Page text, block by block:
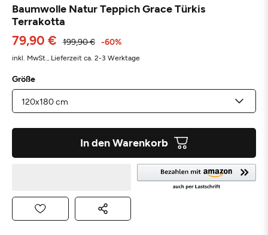
Baumwolle Natur Teppich Grace Türkis
Terrakotta
79,90 € 199,90 € -60%
inkl. MwSt., Lieferzeit ca. 2-3 Werktage
Größe
In den Warenkorb